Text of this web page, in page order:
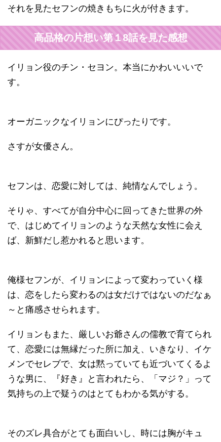
それを見たセフンの焼きもちに火が付きます。
高品格の片想い第１8話を見た感想
イリョン役のチン・セヨン。本当にかわいいいで
す。
オーガニックなイリョンにぴったりです。
さすが女優さん。
セフンは、恋愛に対しては、純情なんでしょう。
そりゃ、すべてが自分中心に回ってきた世界の外
で、はじめてイリョンのような天然な女性に会え
ば、新鮮だし惹かれると思います。
俺様セフンが、イリョンによって変わっていく様
は、恋をしたら変わるのは女だけではないのだなぁ
～と痛感させられます。
イリョンもまた、厳しいお爺さんの儒教で育てられ
て、恋愛には無縁だった所に加え、いきなり、イケ
メンでセレブで、女は黙っていても近づいてくるよ
うな男に、『好き』と言われたら、「マジ？」って
気持ちの上で疑うのはとてもわかる気がする。
そのズレ具合がとても面白いし、時には胸がキュ